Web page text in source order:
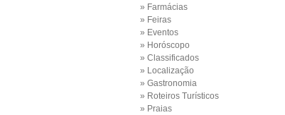
» Farmácias
» Feiras
» Eventos
» Horóscopo
» Classificados
» Localização
» Gastronomia
» Roteiros Turísticos
» Praias